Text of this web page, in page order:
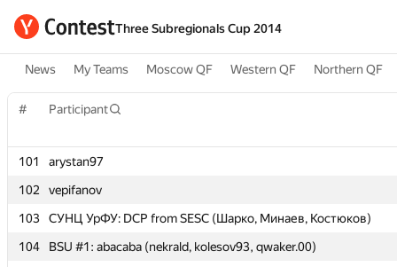
Three Subregionals Cup 2014
News My Teams Moscow QF Western QF Northern QF
# Participant
101
arystan97
102
vepifanov
103
СУНЦ УрФУ: DCP from SESC (Шарко, Минаев, Костюков)
104
BSU #1: abacaba (nekrald, kolesov93, qwaker.00)
# Participant
101
arystan97
102
vepifanov
103
СУНЦ УрФУ: DCP from SESC (Шарко, Минаев, Костюков)
104
BSU #1: abacaba (nekrald, kolesov93, qwaker.00)